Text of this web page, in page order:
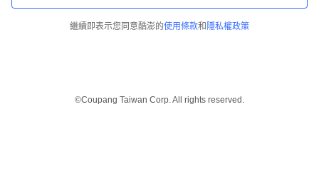
繼續即表示您同意酷澎的使用條款和 隱私權政策
©Coupang Taiwan Corp. All rights reserved.